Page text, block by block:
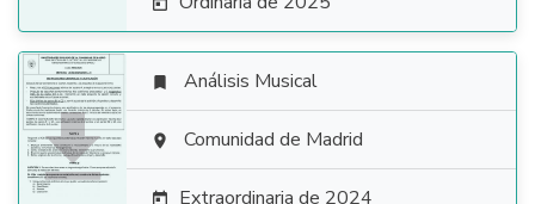

 Análisis Musical
 Comunidad de Madrid
 Extraordinaria de 2024